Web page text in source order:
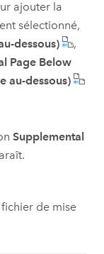
ajouter la
sélectionné,
dessous)
,
Page Below
au-dessous)
Supplemental
de mise